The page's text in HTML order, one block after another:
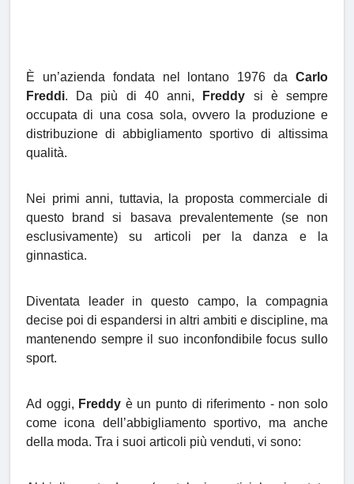
È un’azienda fondata nel lontano 1976 da Carlo
Freddi. Da più di 40 anni, Freddy si è sempre
occupata di una cosa sola, ovvero la produzione e
distribuzione di abbigliamento sportivo di altissima
qualità.
Nei primi anni, tuttavia, la proposta commerciale di
questo brand si basava prevalentemente (se non
esclusivamente) su articoli per la danza e la
ginnastica.
Diventata leader in questo campo, la compagnia
decise poi di espandersi in altri ambiti e discipline, ma
mantenendo sempre il suo inconfondibile focus sullo
sport.
Ad oggi, Freddy è un punto di riferimento - non solo
come icona dell’abbigliamento sportivo, ma anche
della moda. Tra i suoi articoli più venduti, vi sono: